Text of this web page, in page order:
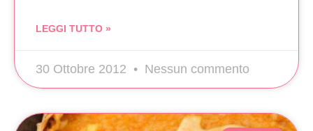
LEGGI TUTTO »
30 Ottobre 2012 Nessun commento